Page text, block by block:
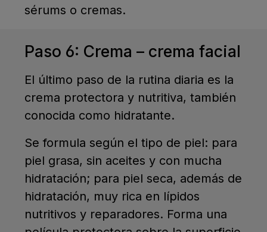
sérums o cremas.
Paso 6: Crema – crema facial
El último paso de la rutina diaria es la
crema protectora y nutritiva, también
conocida como hidratante.
Se formula según el tipo de piel: para
piel grasa, sin aceites y con mucha
hidratación; para piel seca, además de
hidratación, muy rica en lípidos
nutritivos y reparadores. Forma una